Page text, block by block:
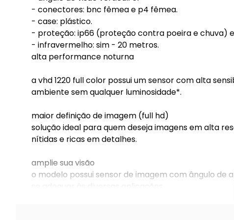
- conectores: bnc fêmea e p4 fêmea.
- case: plástico.
- proteção: ip66 (proteção contra poeira e chuva)
- infravermelho: sim - 20 metros.
alta performance noturna
a vhd 1220 full color possui um sensor com alta
ambiente sem qualquer luminosidade*.
maior definição de imagem (full hd)
solução ideal para quem deseja imagens em alta
nítidas e ricas em detalhes.
amplie sua visão
o modelo possui sensor de imagem com ângulo
se adequar às diversas aplicações.